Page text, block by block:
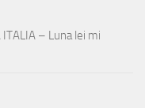
ITALIA – Luna lei mi